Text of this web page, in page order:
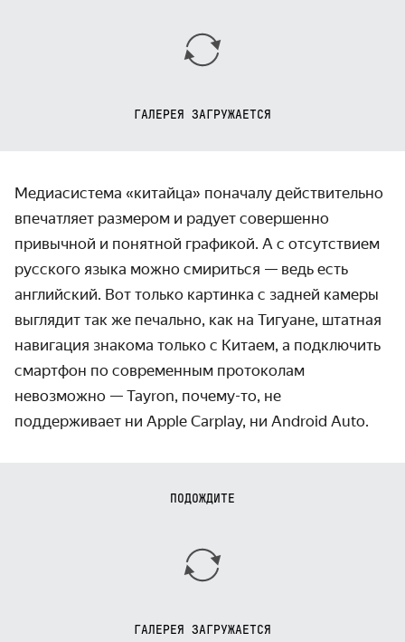
ГАЛЕРЕЯ ЗАГРУЖАЕТСЯ
Медиасистема «китайца» поначалу действительно
впечатляет размером и радует совершенно
привычной и понятной графикой. А с отсутствием
русского языка можно смириться — ведь есть
английский. Вот только картинка с задней камеры
выглядит так же печально, как на Тигуане, штатная
навигация знакома только с Китаем, а подключить
смартфон по современным протоколам
невозможно — Tayron, почему-то, не
поддерживает ни Apple Carplay, ни Android Auto.
ПОДОЖДИТЕ
ГАЛЕРЕЯ ЗАГРУЖАЕТСЯ